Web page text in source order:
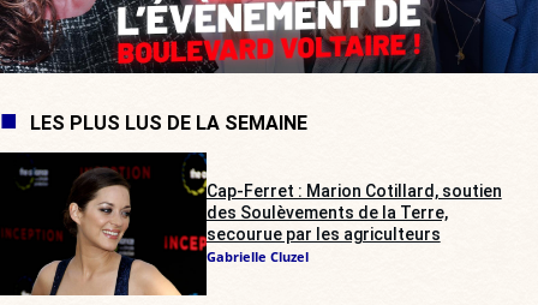
LES PLUS LUS DE LA SEMAINE
Cap-Ferret : Marion Cotillard, soutien
des Soulèvements de la Terre,
secourue par les agriculteurs
Gabrielle Cluzel